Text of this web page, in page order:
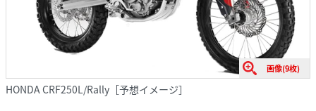
画像(9枚)
HONDA CRF250L/Rally［予想イメージ］